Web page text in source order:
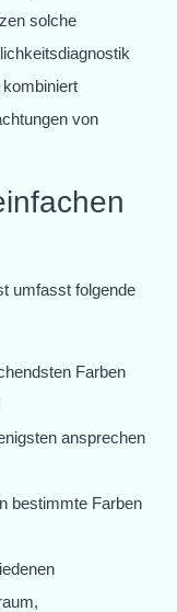
solche
von
umfasst folgende
Farben
ansprechen
bestimmte Farben